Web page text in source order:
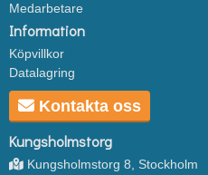
Medarbetare
Information
Köpvillkor
Datalagring
Kontakta oss
Kungsholmstorg
Kungsholmstorg 8, Stockholm